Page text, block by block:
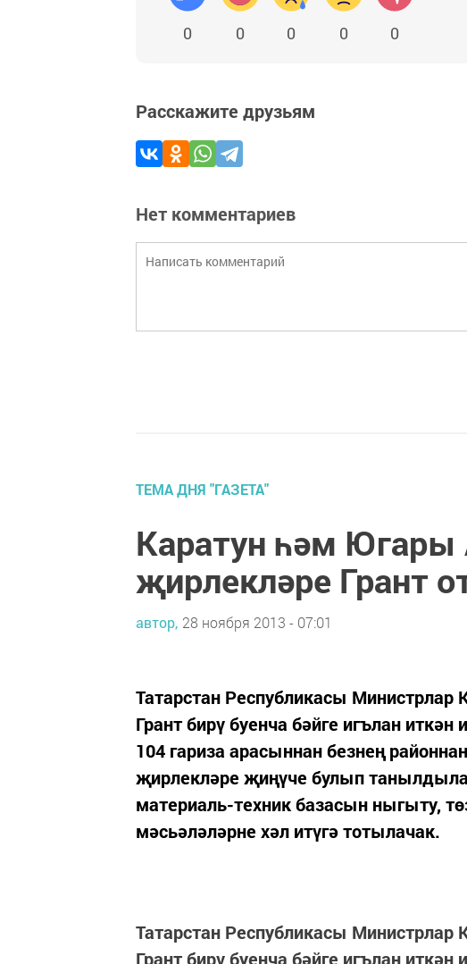
0 0 0 0 0
Расскажите друзьям
Нет комментариев
ТЕМА ДНЯ "ГАЗЕТА"
Каратун һәм
җирлекләре Грант
автор, 28 ноября 2013 - 07:01
Татарстан Республикасы
Грант бирү буенча бәйге игълан
104 гариза арасыннан безнең
җирлекләре җиңүче булып
материаль-техник базасын ныгыту,
мәсьәләләрне хәл итүгә тотылачак.
Татарстан Республикасы
Грант бирү буенча бәйге игълан иткән